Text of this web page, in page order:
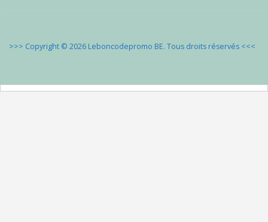
>>> Copyright © 2026 Leboncodepromo BE. Tous droits réservés <<<